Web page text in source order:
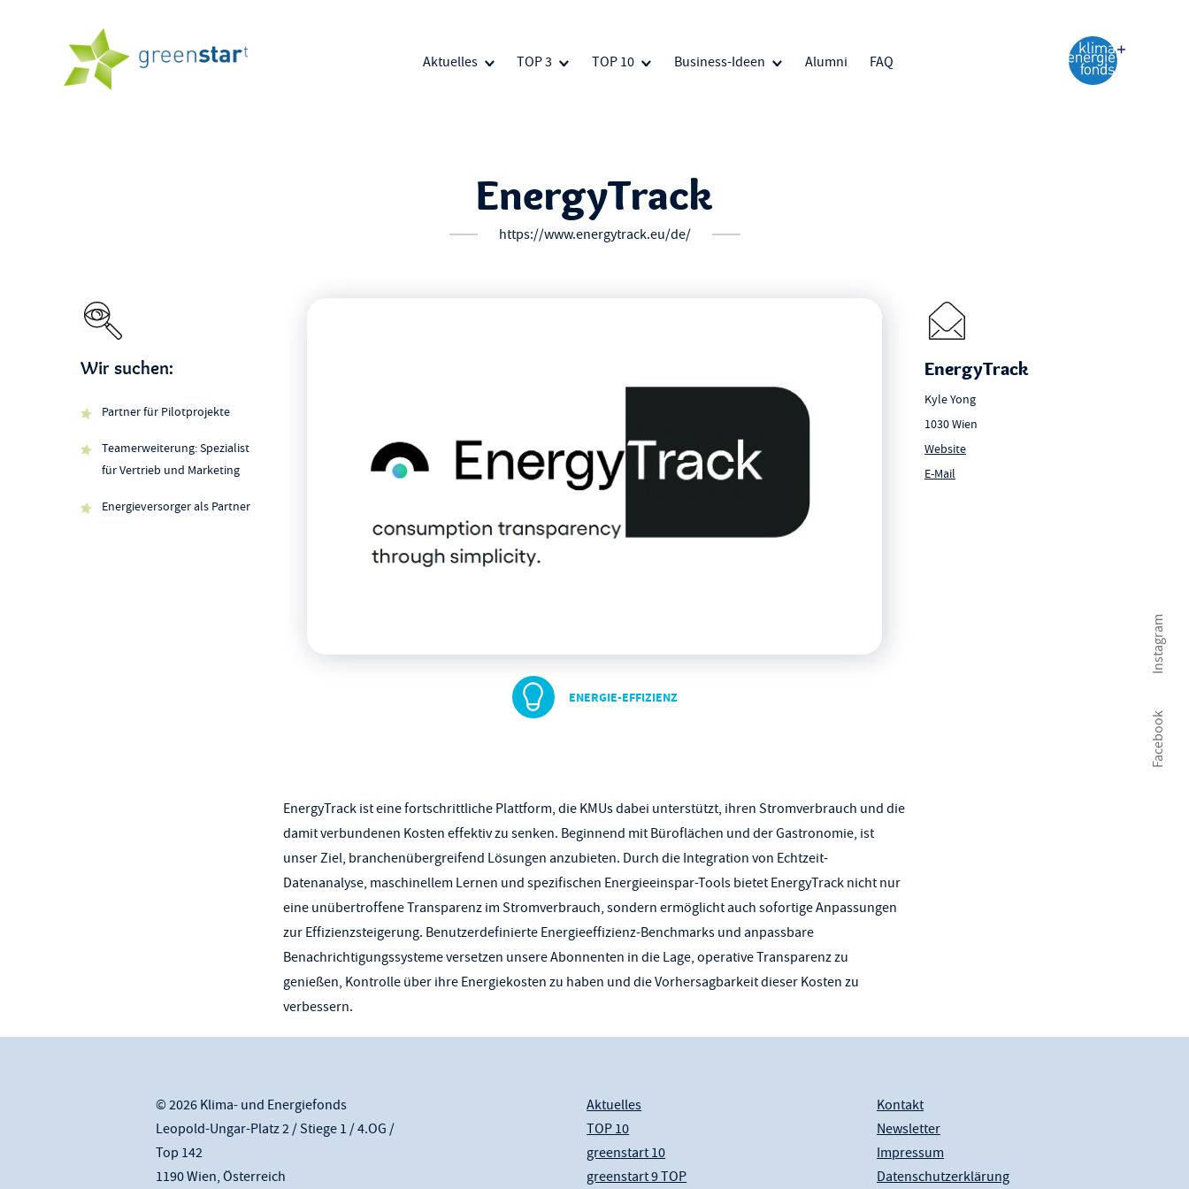
Aktuelles TOP 3 TOP 10 Business-Ideen Alumni FAQ
Facebook
Instagram
EnergyTrack
https://www.energytrack.eu/de/
Wir suchen:
Partner für Pilotprojekte
Teamerweiterung: Spezialist
für Vertrieb und Marketing
Energieversorger als Partner
EnergyTrack
Kyle Yong
1030 Wien
Website
E-Mail
ENERGIE-EFFIZIENZ
EnergyTrack ist eine fortschrittliche Plattform, die KMUs dabei unterstützt, ihren Stromverbrauch und die
damit verbundenen Kosten effektiv zu senken. Beginnend mit Büroflächen und der Gastronomie, ist
unser Ziel, branchenübergreifend Lösungen anzubieten. Durch die Integration von Echtzeit-
Datenanalyse, maschinellem Lernen und spezifischen Energieeinspar-Tools bietet EnergyTrack nicht nur
eine unübertroffene Transparenz im Stromverbrauch, sondern ermöglicht auch sofortige Anpassungen
zur Effizienzsteigerung. Benutzerdefinierte Energieeffizienz-Benchmarks und anpassbare
Benachrichtigungssysteme versetzen unsere Abonnenten in die Lage, operative Transparenz zu
genießen, Kontrolle über ihre Energiekosten zu haben und die Vorhersagbarkeit dieser Kosten zu
verbessern.
© 2026 Klima- und Energiefonds
Leopold-Ungar-Platz 2 / Stiege 1 / 4.OG /
Top 142
1190 Wien, Österreich
Aktuelles
TOP 10
greenstart 10
greenstart 9 TOP
Kontakt
Newsletter
Impressum
Datenschutzerklärung